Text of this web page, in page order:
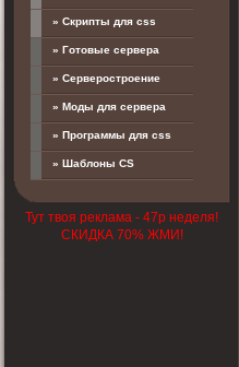
» Скрипты для css
» Готовые сервера
» Серверостроение
» Моды для сервера
» Программы для css
» Шаблоны CS
Тут твоя реклама - 47р неделя!
СКИДКА 70% ЖМИ!